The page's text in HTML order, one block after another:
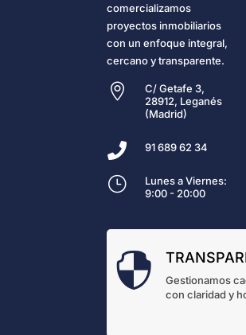
comercializamos
proyectos inmobiliarios
con un enfoque integral,
cercano y transparente.

C/ Getafe 3,
28912, Leganés
(Madrid)
 91 689 62 34
}
Lunes a Viernes:
9:00 - 20:00

Gestionamos
con claridad y